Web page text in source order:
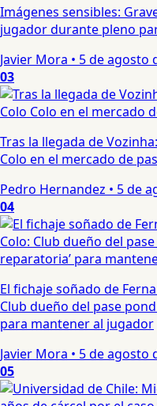
Imágenes sensibles:
jugador durante pleno
Javier Mora • 5 de agosto
03
Tras la llegada de
Colo en el mercado de
Pedro Hernandez • 5 de
04
El fichaje soñado de
Club dueño del pase
para mantener al jugador
Javier Mora • 5 de agosto
05